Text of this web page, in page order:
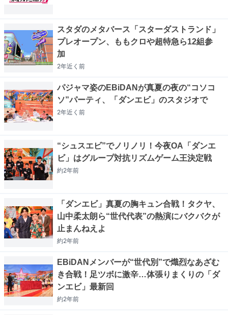
スタダのメタバース「スターダストランド」
プレオープン、ももクロや超特急ら12組参
加
2年近く 前
パジャマ姿のEBiDANが真夏の夜の“コソコ
ソ”パーティ、「ダンエビ」のスタジオで
2年近く 前
“シュスエビ”でノリノリ！今夜OA「ダンエ
ビ」はグループ対抗リズムゲーム王決定戦
約2年前
「ダンエビ」真夏の胸キュン合戦！タクヤ、
山中柔太朗ら“世代代表”の熱演にバクバクが
止まんねえよ
約2年前
EBiDANメンバーが“世代別”で熾烈なあざむ
き合戦！足ツボに激辛…体張りまくりの「ダ
ンエビ」最新回
約2年前